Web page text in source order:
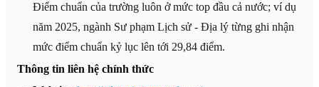
Điểm chuẩn của trường luôn ở mức top đầu cả nước; ví dụ
năm 2025, ngành Sư phạm Lịch sử - Địa lý từng ghi nhận
mức điểm chuẩn kỷ lục lên tới 29,84 điểm.
Thông tin liên hệ chính thức